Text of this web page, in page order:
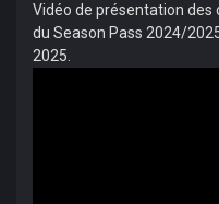
Vidéo de présentation des
du Season Pass 2024/
2025.